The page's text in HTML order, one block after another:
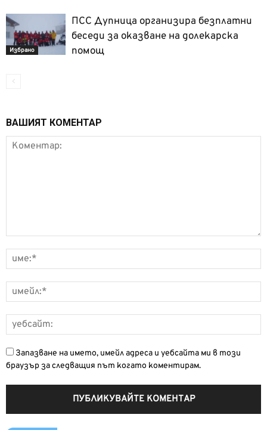
Избрано
ПСС Дупница организира безплатни
беседи за оказване на долекарска
помощ
ВАШИЯТ КОМЕНТАР
Запазване на името, имейл адреса и уебсайта ми в този
браузър за следващия път когато коментирам.